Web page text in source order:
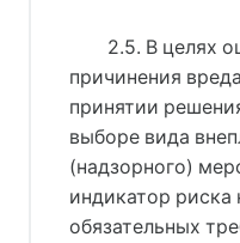
2.5. В целях
причинения
принятии
выборе вида
(надзорного)
индикатор риска
обязательных